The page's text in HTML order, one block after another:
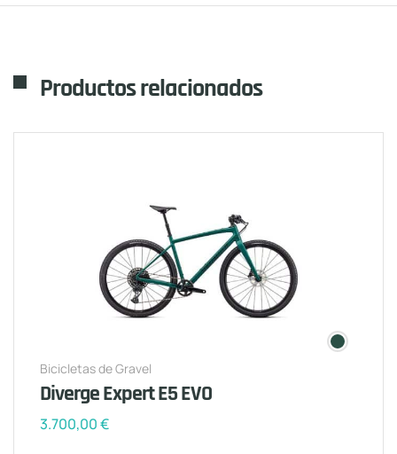
Productos relacionados
Bicicletas de Gravel
Diverge Expert E5 EVO
3.700,00€